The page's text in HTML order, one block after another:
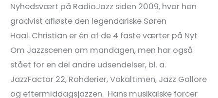
Nyhedsvært på RadioJazz siden 2009, hvor han
gradvist afløste den legendariske Søren
Haal. Christian er én af de 4 faste værter på Nyt
Om Jazzscenen om mandagen, men har også
stået for en del andre udsendelser, bl. a.
JazzFactor 22, Rohderier, Vokaltimen, Jazz Gallore
og eftermiddagsjazzen. Hans musikalske forcer